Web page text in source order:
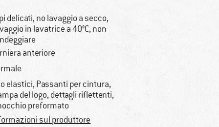
delicati, no lavaggio a secco,
in lavatrice a 40°C, non
anteriore
elastici, Passanti per cintura,
del logo, dettagli riflettenti,
preformato
sul produttore